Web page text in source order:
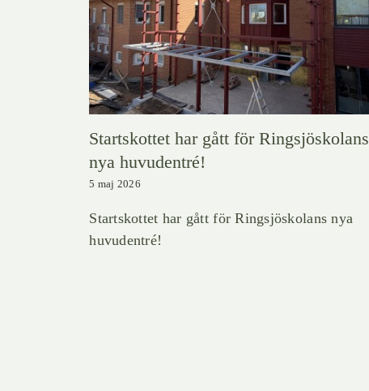
Startskottet har gått för Ringsjöskolans
nya huvudentré!
5 maj 2026
Startskottet har gått för Ringsjöskolans nya
huvudentré!